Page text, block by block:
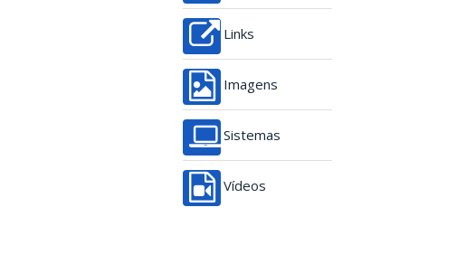
Links
Imagens
Sistemas
Vídeos